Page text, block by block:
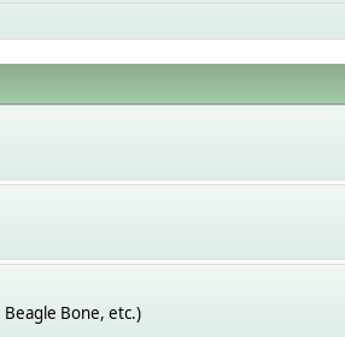
Bone, etc.)